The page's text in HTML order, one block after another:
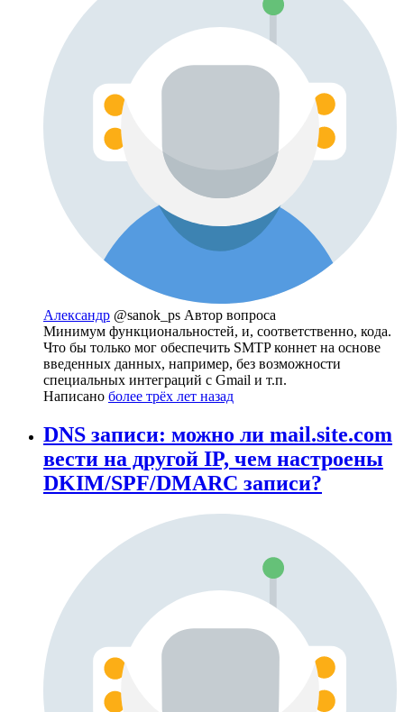
Александр @sanok_ps Автор вопроса
Минимум функциональностей, и, соответственно, кода.
Что бы только мог обеспечить SMTP коннет на основе
введенных данных, например, без возможности
специальных интеграций с Gmail и т.п.
Написано более трёх лет назад
DNS записи: можно ли mail.site.com
вести на другой IP, чем настроены
DKIM/SPF/DMARC записи?